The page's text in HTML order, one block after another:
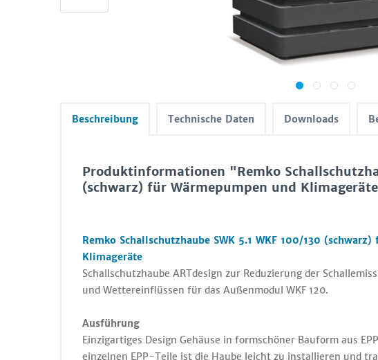
Beschreibung Technische Daten Downloads
Produktinformationen "Remko
(schwarz) für Wärmepumpen und
Remko Schallschutzhaube SWK 5.1 WKF 100/130
Klimageräte
Schallschutzhaube ARTdesign zur Reduzierung der
und Wettereinflüssen für das Außenmodul WKF 120.
Ausführung
Einzigartiges Design Gehäuse in formschöner Bauform aus
einzelnen EPP-Teile ist die Haube leicht zu installieren und